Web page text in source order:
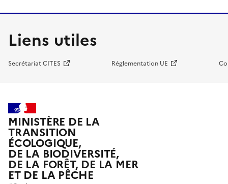
Liens utiles
Secrétariat CITES Réglementation UE
MINISTÈRE DE LA
TRANSITION
ÉCOLOGIQUE,
DE LA BIODIVERSITÉ,
DE LA FORÊT, DE LA MER
ET DE LA PÊCHE